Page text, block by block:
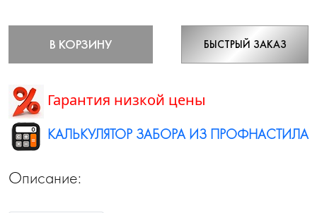
В КОРЗИНУ БЫСТРЫЙ ЗАКАЗ
Гарантия низкой цены
КАЛЬКУЛЯТОР ЗАБОРА ИЗ ПРОФНАСТИЛА
Описание: